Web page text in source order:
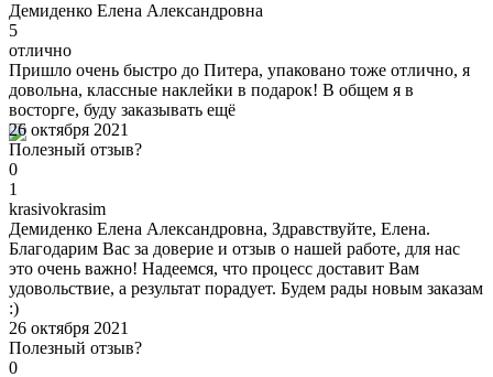
Демиденко Елена Александровна
5
отлично
Пришло очень быстро до Питера, упаковано тоже отлично, я
довольна, классные наклейки в подарок! В общем я в
восторге, буду заказывать ещё
26 октября 2021
Полезный отзыв?
0
1
krasivokrasim
Демиденко Елена Александровна, Здравствуйте, Елена.
Благодарим Вас за доверие и отзыв о нашей работе, для нас
это очень важно! Надеемся, что процесс доставит Вам
удовольствие, а результат порадует. Будем рады новым заказам
:)
26 октября 2021
Полезный отзыв?
0